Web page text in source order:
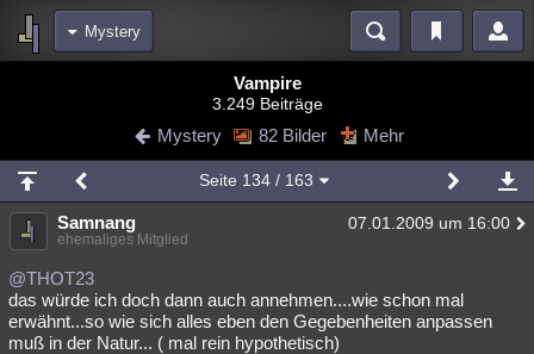
Mystery
Blogs Videos
Chat Wiki Neuigkeiten
meine Rubriken
Menschen Wissenschaft Mystery Kriminalfälle
Spiritualität
Natur Umfragen Unterhaltung
Vampire
3.249 Beiträge
Mystery 82 Bilder Mehr
Seite 134/ 163
Samnang 07.01.2009 um 16:00
ehemaliges Mitglied
@THOT23
das würde ich doch dann auch annehmen....wie schon mal
erwähnt...so wie sich alles eben den Gegebenheiten anpassen
muß in der Natur... ( mal rein hypothetisch)